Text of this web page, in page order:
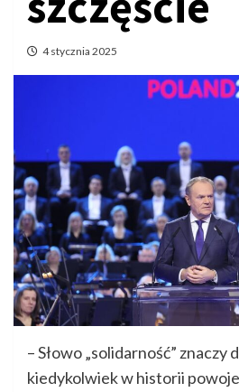
4 stycznia 2025
– Słowo „solidarność” znaczy
kiedykolwiek w historii